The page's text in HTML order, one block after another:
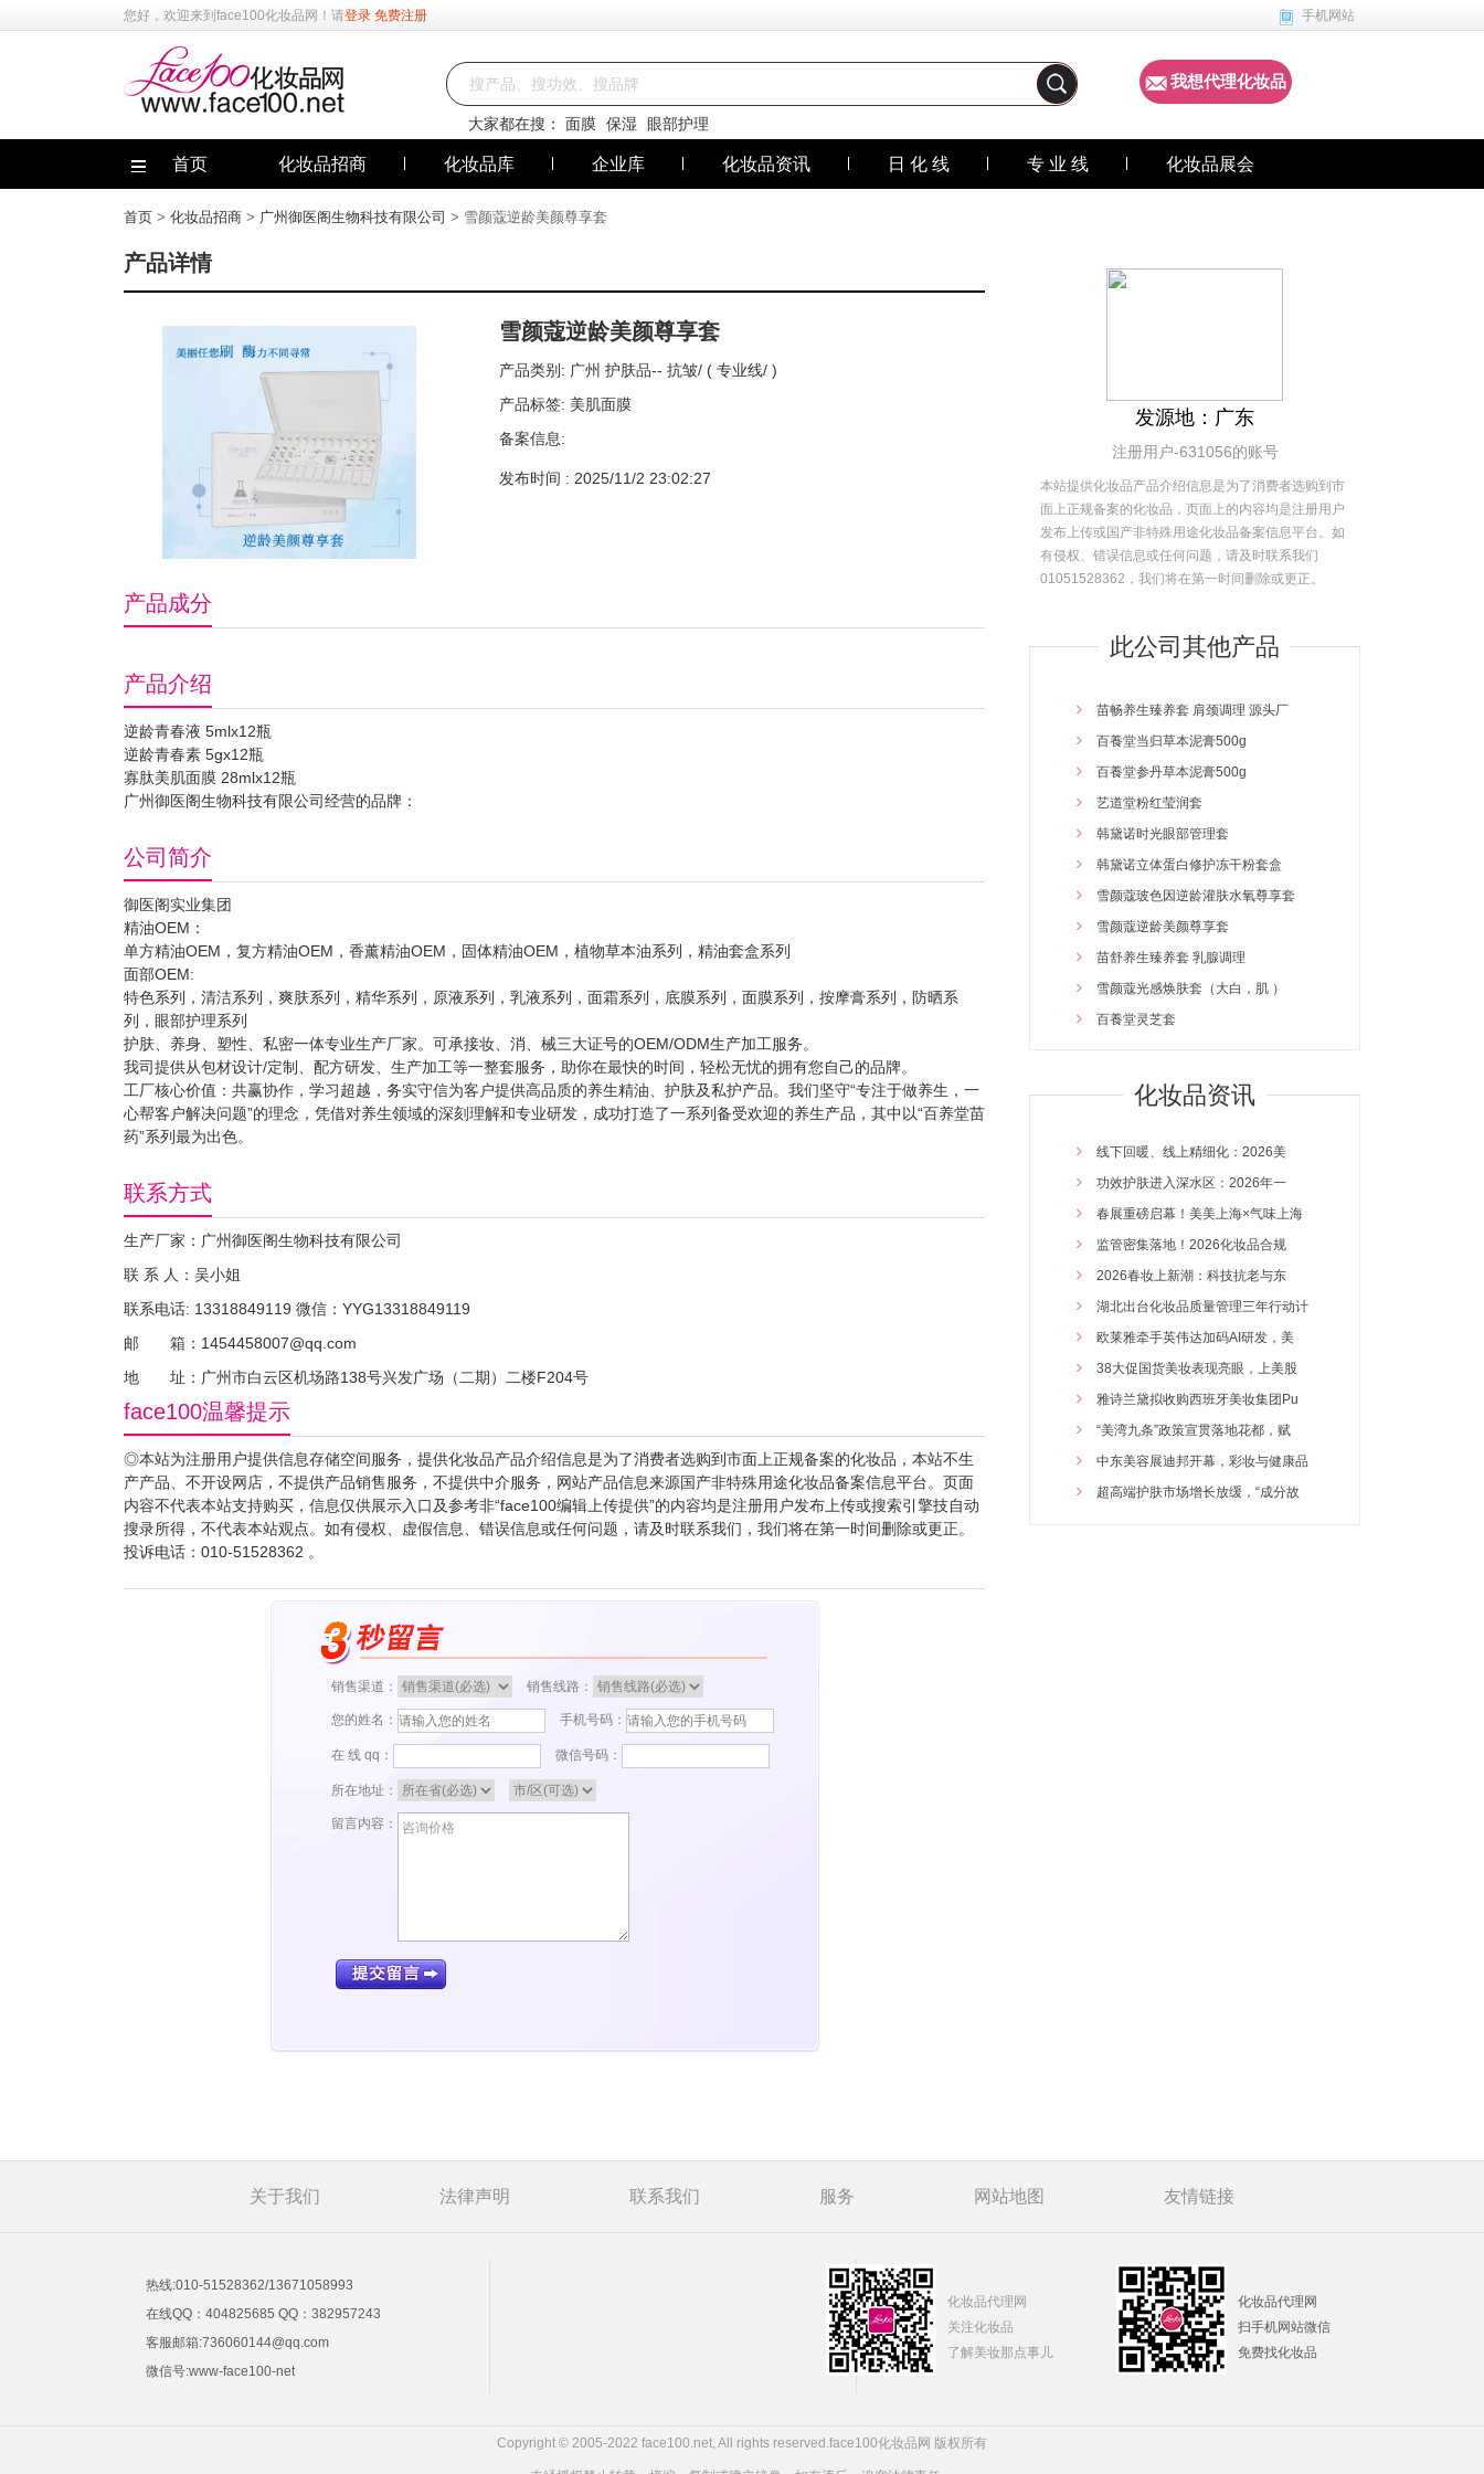
手机网站
您好，欢迎来到 face100化妆品网 ！请登录 免费注册
大家都在搜： 面膜 保湿 眼部护理
我想代理化妆品
首页 化妆品招商 化妆品库 企业库 化妆品资讯 日 化 线 专 业 线 化妆品展会
首页 > 化妆品招商 > 广州御医阁生物科技有限公司 > 雪颜蔻逆龄美颜尊享套
产品详情
雪颜蔻逆龄美颜尊享套
产品类别: 广州 护肤品-- 抗皱/ ( 专业线/ )
产品标签: 美肌面膜
备案信息:
发布时间 : 2025/11/2 23:02:27
产品成分
产品介绍
逆龄青春液 5mlx12瓶
逆龄青春素 5gx12瓶
寡肽美肌面膜 28mlx12瓶
广州御医阁生物科技有限公司经营的品牌：
公司简介
御医阁实业集团
精油OEM：
单方精油OEM，复方精油OEM，香薰精油OEM，固体精油OEM，植物草本油系列，精油套盒系列
面部OEM:
特色系列，清洁系列，爽肤系列，精华系列，原液系列，乳液系列，面霜系列，底膜系列，面膜系列，按摩膏系列，防晒系
列，眼部护理系列
护肤、养身、塑性、私密一体专业生产厂家。可承接妆、消、械三大证号的OEM/ODM生产加工服务。
我司提供从包材设计/定制、配方研发、生产加工等一整套服务，助你在最快的时间，轻松无忧的拥有您自己的品牌。
工厂核心价值：共赢协作，学习超越，务实守信为客户提供高品质的养生精油、护肤及私护产品。我们坚守“专注于做养生，一
心帮客户解决问题”的理念，凭借对养生领域的深刻理解和专业研发，成功打造了一系列备受欢迎的养生产品，其中以“百养堂苗
药”系列最为出色。
联系方式
生产厂家：广州御医阁生物科技有限公司
联 系 人：吴小姐
联系电话: 13318849119 微信：YYG13318849119
邮 箱：1454458007@qq.com
地 址：广州市白云区机场路138号兴发广场（二期）二楼F204号
face100温馨提示
◎本站为注册用户提供信息存储空间服务，提供化妆品产品介绍信息是为了消费者选购到市面上正规备案的化妆品，本站不生
产产品、不开设网店，不提供产品销售服务，不提供中介服务，网站产品信息来源国产非特殊用途化妆品备案信息平台。页面
内容不代表本站支持购买，信息仅供展示入口及参考非“face100编辑上传提供”的内容均是注册用户发布上传或搜索引擎技自动
搜录所得，不代表本站观点。如有侵权、虚假信息、错误信息或任何问题，请及时联系我们，我们将在第一时间删除或更正。
投诉电话：010-51528362 。
销售渠道： 销售线路：
您的姓名： 手机号码：
在 线 qq： 微信号码：
所在地址：
留言内容：
发源地：广东
注册用户-631056的账号
本站提供化妆品产品介绍信息是为了消费者选购到市
面上正规备案的化妆品，页面上的内容均是注册用户
发布上传或国产非特殊用途化妆品备案信息平台。如
有侵权、错误信息或任何问题，请及时联系我们
01051528362，我们将在第一时间删除或更正。
此公司其他产品
苗畅养生臻养套 肩颈调理 源头厂
百養堂当归草本泥膏500g
百養堂参丹草本泥膏500g
艺道堂粉红莹润套
韩黛诺时光眼部管理套
韩黛诺立体蛋白修护冻干粉套盒
雪颜蔻玻色因逆龄灌肤水氧尊享套
雪颜蔻逆龄美颜尊享套
苗舒养生臻养套 乳腺调理
雪颜蔻光感焕肤套（大白，肌 ）
百養堂灵芝套
金元素五行泥膏500
百养堂瑶浴套盒
百养堂佰草膏500G
土元素五行泥膏500
水元素五行泥膏500
百養堂藏红花套
韩黛诺蓝铜肽冻干粉
韩黛诺水动力水氧保湿套组
雪颜蔻水润保湿霜
雪颜蔻复合肽喷雾水
雪颜蔻二裂酵母精华液
雪颜蔻眼部奢华专属管理套
兰黛美山茶花润肤油
百养堂头部养生套
百养堂头部尊享套
艺道堂温润滋养套
艺道堂舒展活力套
百养堂绿色盒植物精油套盒
化妆品资讯
线下回暖、线上精细化：2026美
2026/4/14 16:47:35
功效护肤进入深水区：2026年一
2026/4/14 16:46:53
春展重磅启幕！美美上海×气味上海
2026/4/14 16:46:07
监管密集落地！2026化妆品合规
2026/4/14 16:45:17
2026春妆上新潮：科技抗老与东
2026/4/14 16:44:23
湖北出台化妆品质量管理三年行动计
2026/3/24 16:32:05
欧莱雅牵手英伟达加码AI研发，美
2026/3/24 16:30:30
38大促国货美妆表现亮眼，上美股
2026/3/24 16:29:32
雅诗兰黛拟收购西班牙美妆集团Pu
2026/3/24 16:28:41
“美湾九条”政策宣贯落地花都，赋
2026/3/24 16:27:51
中东美容展迪邦开幕，彩妆与健康品
2025/10/27 19:18:49
超高端护肤市场增长放缓，“成分故
关于我们 法律声明 联系我们 服务 网站地图 友情链接
热线:010-51528362/13671058993
在线QQ：404825685 QQ：382957243
客服邮箱:736060144@qq.com
微信号:www-face100-net
化妆品代理网
关注化妆品
了解美妆那点事儿
化妆品代理网
扫手机网站微信
免费找化妆品
Copyright © 2005-2022 face100.net, All rights reserved.face100化妆品网 版权所有